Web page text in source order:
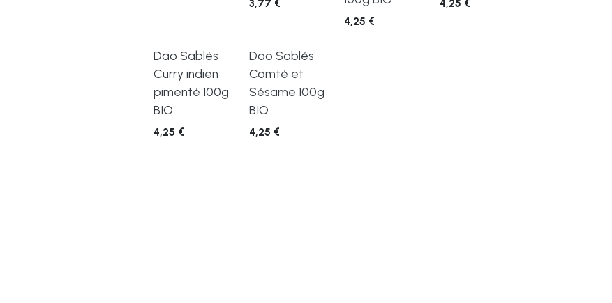
3,77 €
4,25 €
4,25 €
Dao Sablés
Curry indien
pimenté 100g
BIO
4,25 €
Dao Sablés
Comté et
Sésame 100g
BIO
4,25 €